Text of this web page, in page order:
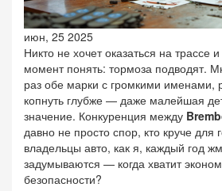
июн, 25 2025
Никто не хочет оказаться на трассе
момент понять: тормоза подводят.
раз обе марки с громкими именами,
копнуть глубже — даже малейшая
значение. Конкуренция между
давно не просто спор, кто круче
владельцы авто, как я, каждый год
задумываются — когда хватит
безопасности?